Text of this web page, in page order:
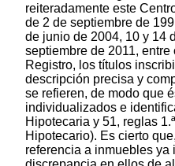
reiteradamente este
de 2 de septiembre de
de junio de 2004, 10 y 14
septiembre de 2011, entre
Registro, los títulos
descripción precisa y
se refieren, de modo que
individualizados e
Hipotecaria y 51, reglas
Hipotecario). Es cierto
referencia a inmuebles ya